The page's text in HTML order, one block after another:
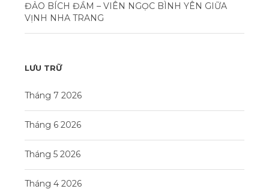
ĐẢO BÍCH ĐẦM – VIÊN NGỌC BÌNH YÊN GIỮA
VỊNH NHA TRANG
LƯU TRỮ
Tháng 7 2026
Tháng 6 2026
Tháng 5 2026
Tháng 4 2026